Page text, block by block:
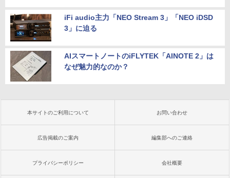
iFi audio主力「NEO Stream 3」「NEO iDSD
3」に迫る
AIスマートノートのiFLYTEK「AINOTE 2」は
なぜ魅力的なのか？
本サイトのご利用について お問い合わせ
広告掲載のご案内 編集部へのご連絡
プライバシーポリシー 会社概要